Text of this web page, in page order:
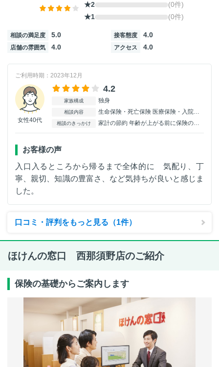
★2
(0件)
★1
(0件)
相談の満足度 5.0 接客態度 4.0
店舗の雰囲気 4.0 アクセス 4.0
ご利用時期：2023年12月
女性40代
4.2
家族構成 独身
相談内容 生命保険・死亡保険 医療保険・入院保険 がん保険
相談のきっかけ 家計の節約 年齢が上がる前に保険の見直しを検討していた。
お客様の声
入口入るところから帰るまで全体的に 気配り、丁
寧、親切、知識の豊富さ、など気持ちが良いと感じま
した。
口コミ・評判をもっと見る（1件）
ほけんの窓口 西那須野店のご紹介
保険の基礎からご案内します